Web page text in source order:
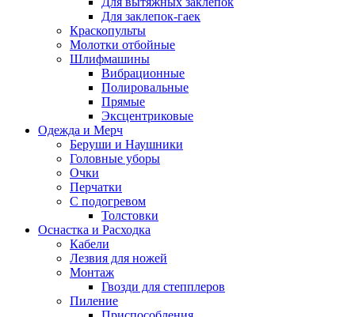
Для заклепок-гаек
Краскопульты
Молотки отбойные
Шлифмашины
Вибрационные
Полировальные
Прямые
Эксцентриковые
Одежда и Мерч
Беруши и Наушники
Головные уборы
Очки
Перчатки
С подогревом
Толстовки
Оснастка и Расходка
Кабели
Лезвия для ножей
Монтаж
Гвозди для степплеров
Пиление